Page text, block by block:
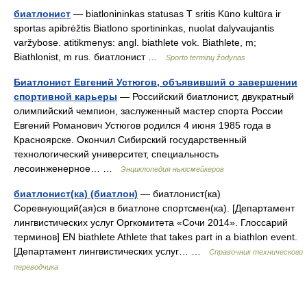
биатлонист — biatlonininkas statusas T sritis Kūno kultūra ir
sportas apibrėžtis Biatlono sportininkas, nuolat dalyvaujantis
varžybose. atitikmenys: angl. biathlete vok. Biathlete, m;
Biathlonist, m rus. биатлонист …
Sporto terminų žodynas
Биатлонист Евгений Устюгов, объявивший о завершении
спортивной карьеры — Российский биатлонист, двукратный
олимпийский чемпион, заслуженный мастер спорта России
Евгений Романович Устюгов родился 4 июня 1985 года в
Красноярске. Окончил Сибирский государственный
технологический университет, специальность
лесоинженерное… …
Энциклопедия ньюсмейкеров
биатлонист(ка) (биатлон) — биатлонист(ка)
Соревнующий(ая)ся в биатлоне спортсмен(ка). [Департамент
лингвистических услуг Оргкомитета «Сочи 2014». Глоссарий
терминов] EN biathlete Athlete that takes part in a biathlon event.
[Департамент лингвистических услуг… …
Справочник технического
переводчика